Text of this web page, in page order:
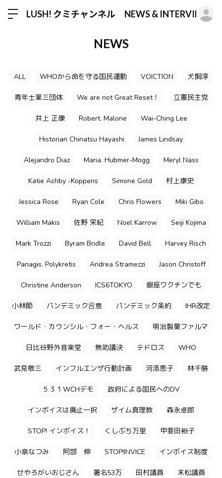
LUSH! クミチャンネル NEWS & INTERVIEW
NEWS
ALL WHOから命を守る国民運動 VOICTION 犬飼淳
青年士業三団体 We are not Great Reset！ 立憲民主党
井上 正康 Robert. Malone Wai-Ching Lee
Historian Chinatsu Hayashi James Lindsay
Alejandro Diaz Maria. Hubmer-Mogg Meryl Nass
Katie Ashby -Koppens Simone Gold 村上康史
Jessica Rose Ryan Cole Chris Flowers Miki Gibo
William Makis 佐野 栄紀 Noel Karrow Seiji Kojima
Mark Trozzi Byram Bridle David Bell Harvey Risch
Panagis. Polykretis Andrea Stramezzi Jason Christoff
Christine Anderson ICS6TOKYO 銀座ワクチンでも
小林節 パンデミック合意 パンデミック条約 IHR改定
ワールド・カウンシル・フォー・ヘルス 明治製菓ファルマ
日比谷野外音楽堂 無効議決 テドロス WHO
武見敬三 インフルエンザ行動計画 河添恵子 林千勝
５３１WCHデモ 政府による国民へのDV
インボイスは廃止一択 ザイム真理教 森永卓郎
STOP! インボイス！ くしぶち万里 甲斐田裕子
小泉なつみ 阿部 伸 STOP!INVICE インボイス制度
せやろがいおじさん 署名53万 田村議員 末松議員